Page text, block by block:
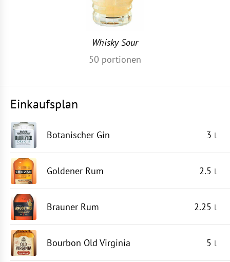
Whisky Sour
50 portionen
Einkaufsplan
Botanischer Gin 3 l
Goldener Rum 2.5 l
Brauner Rum 2.25 l
Bourbon Old Virginia 5 l